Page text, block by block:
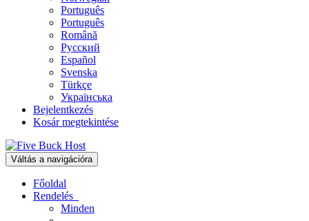
Português
Português
Română
Русский
Español
Svenska
Türkçe
Українська
Bejelentkezés
Kosár megtekintése
Váltás a navigációra
Főoldal
Rendelés
Minden